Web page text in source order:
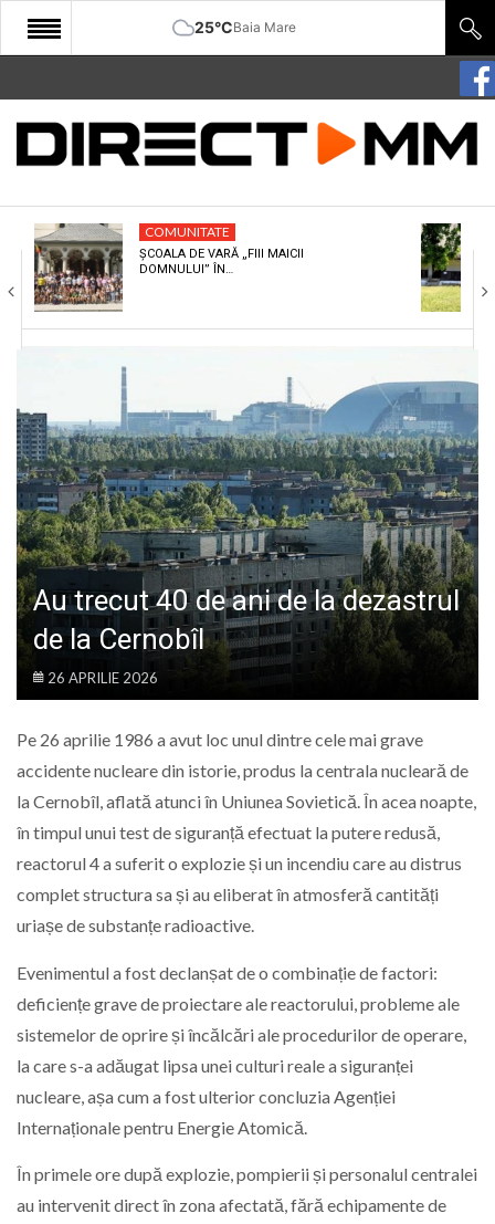
25°CBaia Mare
START
COMUNITATE
CULTURA
ECONOMIE
SANATATE
SPECIAL
POLITIC
LIFE
COMUNITATE
ȘCOALA DE VARĂ „FIII MAICII
DOMNULUI” ÎN…
Au trecut 40 de ani de la dezastrul
de la Cernobîl
26 APRILIE 2026
Pe 26 aprilie 1986 a avut loc unul dintre cele mai grave
accidente nucleare din istorie, produs la centrala nucleară de
laCernobîl, aflată atunci în Uniunea Sovietică. În acea noapte,
în timpul unui test de siguranță efectuat la putere redusă,
reactorul 4 a suferit o explozie și un incendiu care au distrus
complet structura sa și au eliberat în atmosferă cantități
uriașe de substanțe radioactive.
Evenimentul a fost declanșat de o combinație de factori:
deficiențe grave de proiectare ale reactorului, probleme ale
sistemelor de oprire și încălcări ale procedurilor de operare,
la care s-a adăugat lipsa unei culturi reale a siguranței
nucleare, așa cum a fost ulterior concluzia Agenției
Internaționale pentru Energie Atomică.
În primele ore după explozie, pompierii și personalul centralei
au intervenit direct în zona afectată, fără echipamente de